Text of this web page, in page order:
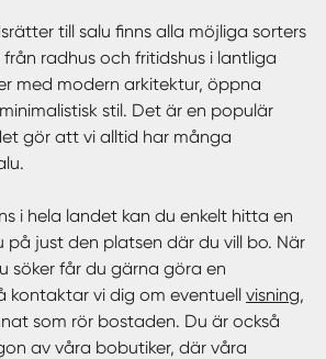
till salu finns alla möjliga sorters
radhus och fritidshus i lantliga
med modern arkitektur, öppna
stil. Det är en populär
gör att vi alltid har många
i hela landet kan du enkelt hitta en
på just den platsen där du vill bo. När
söker får du gärna göra en
kontaktar vi dig om eventuell visning,
som rör bostaden. Du är också
av våra bobutiker, där våra